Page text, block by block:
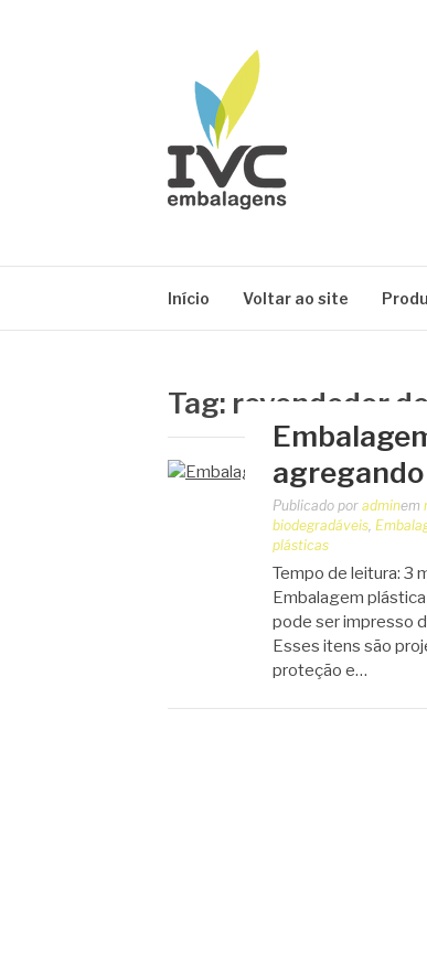
Início Voltar ao site
Tag: revendedor
agregando
Publicado por adminem
biodegradáveis,
plásticas
Tempo de leitura: 3
Embalagem
pode ser impresso
Esses itens são
proteção e…